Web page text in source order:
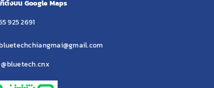
ตั้งบน Google Maps
925 2691
@bluetech.cnx